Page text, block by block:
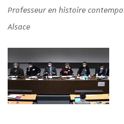
Professeur en histoire
Alsace